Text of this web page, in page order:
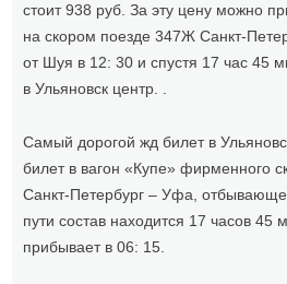
стоит 938 руб. За эту цену можно
на скором поезде 347Ж Санкт-
от Шуя в 12: 30 и спустя 17 час 45
в Ульяновск центр. .
Самый дорогой жд билет в
билет в вагон «Купе» фирменного
Санкт-Петербург – Уфа,
пути состав находится 17 часов 45
прибывает в 06: 15.